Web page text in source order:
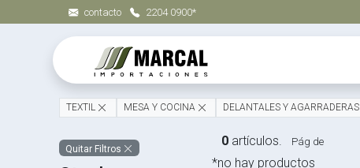
contacto 2204 0900*
TEXTIL MESA Y COCINA DELANTALES Y AGARRADERAS
Quitar Filtros
*no hay productos
0artículos. Pág de